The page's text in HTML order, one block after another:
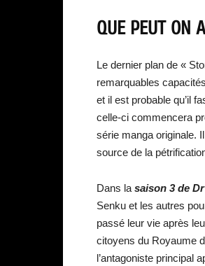
QUE PEUT ON
Le dernier plan de «
remarquables
et il est probable qu’il
celle-ci commencera
série manga originale.
source de la
Dans la saison 3 de
Senku et les autres
passé leur vie après
citoyens du Royaume
l’antagoniste principal